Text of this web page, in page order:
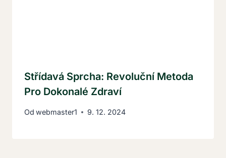
Střídavá Sprcha: Revoluční Metoda
Pro Dokonalé Zdraví
Od webmaster1 9. 12. 2024